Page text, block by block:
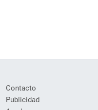
Contacto
Publicidad